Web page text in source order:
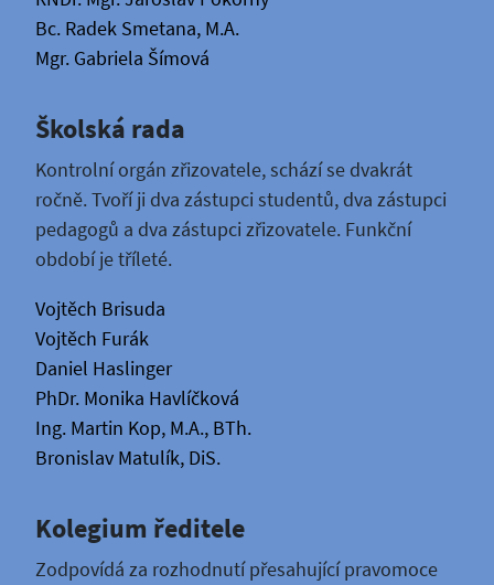
Bc. Radek Smetana, M.A.
Mgr. Gabriela Šímová
Školská rada
Kontrolní orgán zřizovatele, schází se dvakrát
ročně. Tvoří ji dva zástupci studentů, dva zástupci
pedagogů a dva zástupci zřizovatele. Funkční
období je tříleté.
Vojtěch Brisuda
Vojtěch Furák
Daniel Haslinger
PhDr. Monika Havlíčková
Ing. Martin Kop, M.A., BTh.
Bronislav Matulík, DiS.
Kolegium ředitele
Zodpovídá za rozhodnutí přesahující pravomoce